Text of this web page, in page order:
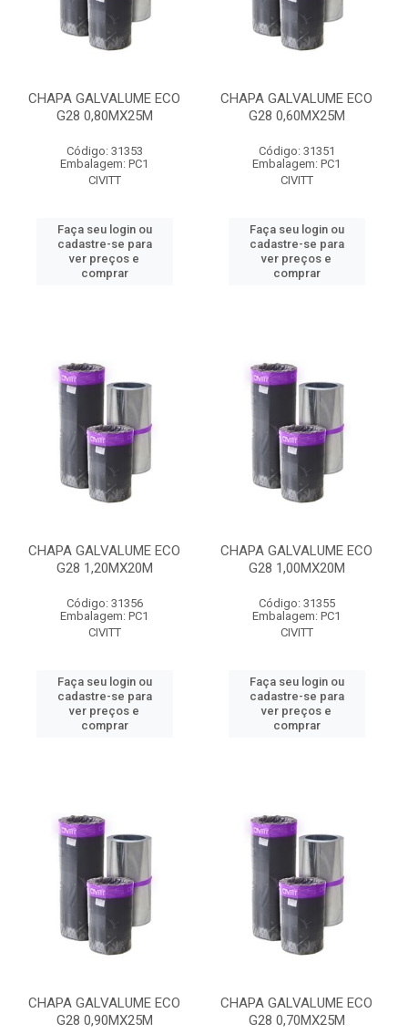
CHAPA GALVALUME ECO
G28 0,80MX25M
Código: 31353
Embalagem: PC1
CIVITT
Faça seu login ou
cadastre-se para
ver preços e
comprar
CHAPA GALVALUME ECO
G28 0,60MX25M
Código: 31351
Embalagem: PC1
CIVITT
Faça seu login ou
cadastre-se para
ver preços e
comprar
CHAPA GALVALUME ECO
G28 1,20MX20M
Código: 31356
Embalagem: PC1
CIVITT
Faça seu login ou
cadastre-se para
ver preços e
comprar
CHAPA GALVALUME ECO
G28 1,00MX20M
Código: 31355
Embalagem: PC1
CIVITT
Faça seu login ou
cadastre-se para
ver preços e
comprar
CHAPA GALVALUME ECO
G28 0,90MX25M
CHAPA GALVALUME ECO
G28 0,70MX25M